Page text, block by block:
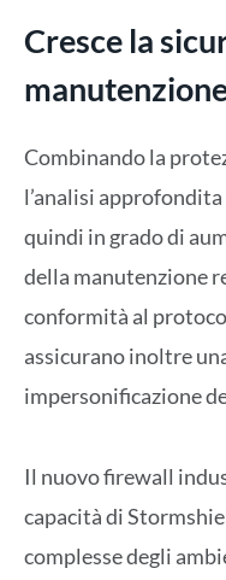
Cresce la
Combinando la
l’analisi
quindi in grado di
della manutenzione
conformità al
assicurano inoltre
impersonificazione
Il nuovo firewall
capacità di
complesse degli